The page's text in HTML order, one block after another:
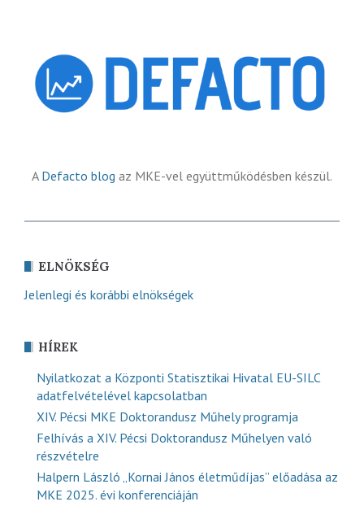
A Defacto blog az MKE-vel együttműködésben készül.
ELNÖKSÉG
Jelenlegi és korábbi elnökségek
HÍREK
Nyilatkozat a Központi Statisztikai Hivatal EU-SILC
adatfelvételével kapcsolatban
XIV. Pécsi MKE Doktorandusz Műhely programja
Felhívás a XIV. Pécsi Doktorandusz Műhelyen való
részvételre
Halpern László „Kornai János életműdíjas” előadása az
MKE 2025. évi konferenciáján